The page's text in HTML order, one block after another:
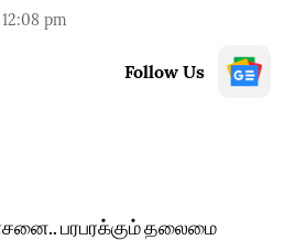
pm
Follow Us
பரபரக்கும் தலைமை